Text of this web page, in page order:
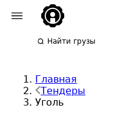
Найти грузы
Главная
Тендеры
Уголь